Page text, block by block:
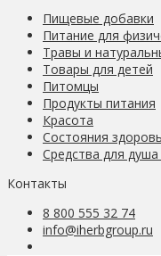
Пищевые добавки
Питание для
Травы и
Товары для детей
Питомцы
Продукты питания
Красота
Состояния
Средства для душа
Контакты
8 800 555 32 74
info@iherbgroup.ru